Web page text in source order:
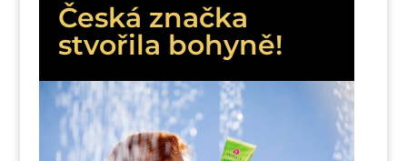
Česká značka
stvořila bohyně!